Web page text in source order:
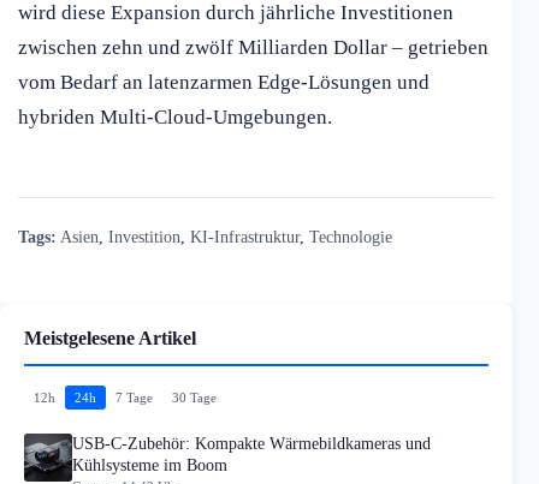
wird diese Expansion durch jährliche Investitionen
zwischen zehn und zwölf Milliarden Dollar – getrieben
vom Bedarf an latenzarmen Edge-Lösungen und
hybriden Multi-Cloud-Umgebungen.
Tags: Asien Investition KI-Infrastruktur, Technologie
Meistgelesene Artikel
12h 24h 7 Tage 30 Tage
USB-C-Zubehör: Kompakte Wärmebildkameras und
Kühlsysteme im Boom